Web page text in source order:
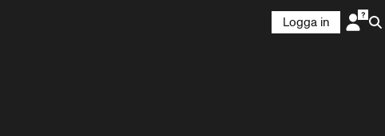
Logga in